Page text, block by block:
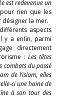
est redevenue un
pour rien que les
la mer.
aspects
y a enfin, parmi
directement
: Les têtes
combats du passé
de l’islam, elles
ci une haine de
à son tour des